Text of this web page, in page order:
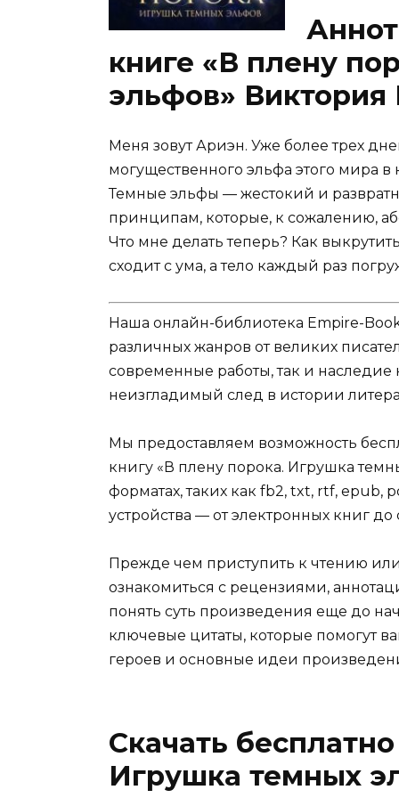
книге «В плену
эльфов»
Меня зовут Ариэн. Уже более трех
могущественного эльфа этого мира в
Темные эльфы — жестокий и
принципам, которые, к сожалению,
Что мне делать теперь? Как
сходит с ума, а тело каждый раз
Наша онлайн-библиотека Empire-
различных жанров от великих
современные работы, так и
неизгладимый след в истории
Мы предоставляем возможность
книгу «В плену порока. Игрушка
форматах, таких как fb2, txt, rtf,
устройства — от электронных книг
Прежде чем приступить к чтению
ознакомиться с рецензиями,
понять суть произведения еще до
ключевые цитаты, которые помогут
героев и основные идеи
Скачать
Игрушка темных